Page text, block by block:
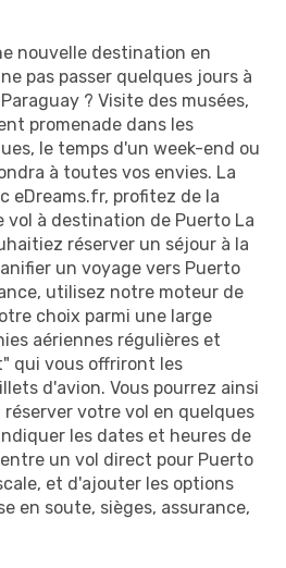
nouvelle destination en
pas passer quelques jours à
? Visite des musées,
promenade dans les
le temps d'un week-end ou
à toutes vos envies. La
eDreams.fr, profitez de la
vol à destination de Puerto La
réserver un séjour à la
un voyage vers Puerto
utilisez notre moteur de
choix parmi une large
aériennes régulières et
qui vous offriront les
d'avion. Vous pourrez ainsi
votre vol en quelques
les dates et heures de
un vol direct pour Puerto
et d'ajouter les options
en soute, sièges, assurance,